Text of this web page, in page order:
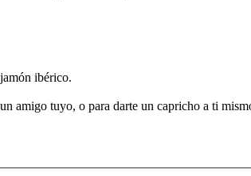
ibérico.
amigo tuyo, o para darte un capricho a ti